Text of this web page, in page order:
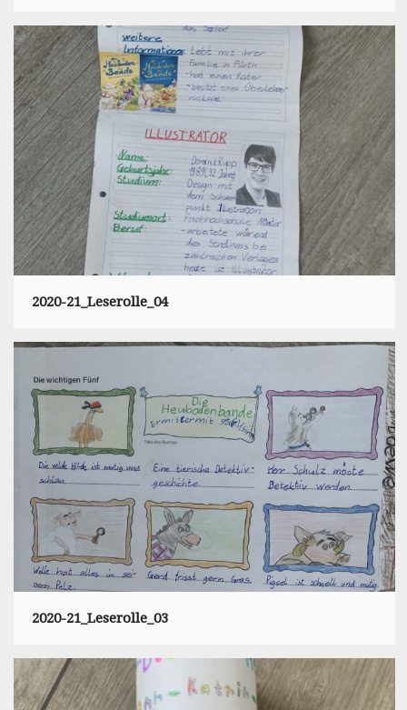
2020-21_Leserolle_04
2020-21_Leserolle_03